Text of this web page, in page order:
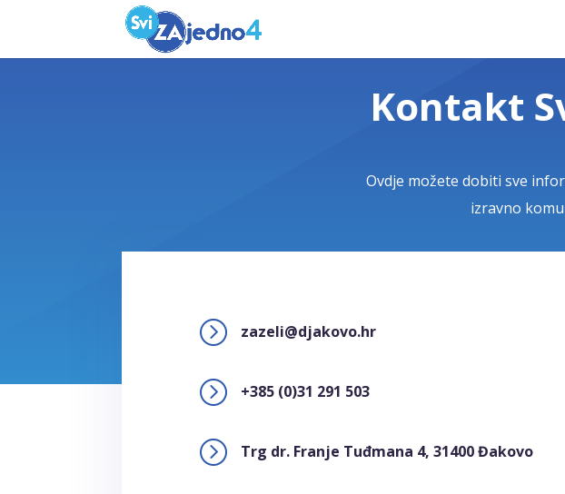
Kontakt
Ovdje možete dobiti sve
izravno
= zazeli@djakovo.hr
= +385 (0)31 291 503
= Trg dr. Franje Tuđmana 4, 31400 Đakovo